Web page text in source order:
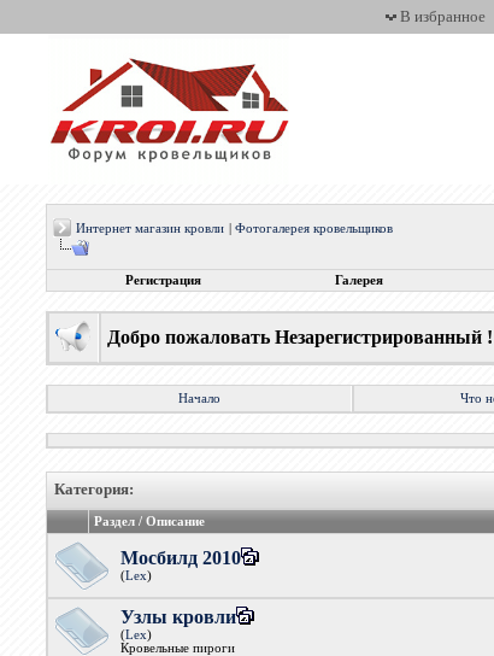
В избранное
Интернет магазин кровли |Фотогалерея кровельщиков
Регистрация Галерея
Добро пожаловать
Начало Что
Категория:
Раздел / Описание
Мосбилд 2010
(Lex)
Узлы кровли
(Lex)
Кровельные пироги